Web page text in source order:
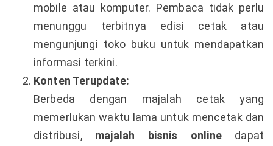
mobile atau komputer. Pembaca tidak perlu
menunggu terbitnya edisi cetak atau
mengunjungi toko buku untuk mendapatkan
informasi terkini.
Konten Terupdate:
Berbeda dengan majalah cetak yang
memerlukan waktu lama untuk mencetak dan
distribusi, majalah bisnis onlinedapat